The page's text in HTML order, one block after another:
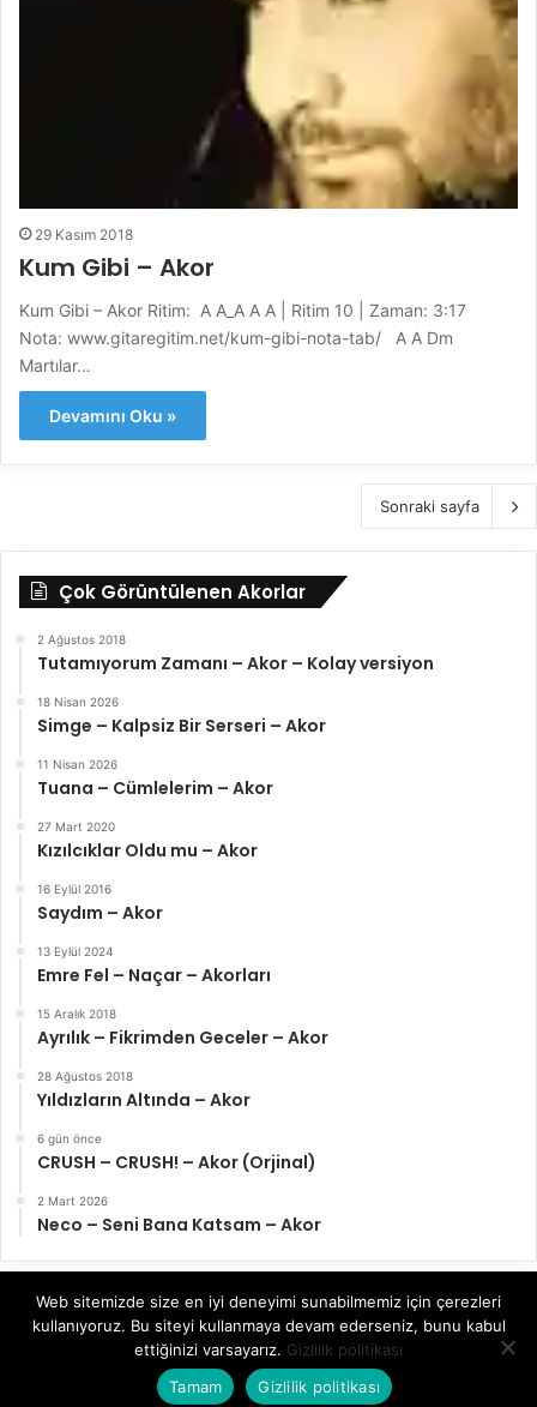
29 Kasım 2018
Kum Gibi – Akor
Kum Gibi – Akor Ritim: A A_A A A | Ritim 10 | Zaman: 3:17
Nota: www.gitaregitim.net/kum-gibi-nota-tab/ A A Dm
Martılar…
Devamını Oku »
Sonraki sayfa
Çok Görüntülenen Akorlar
2 Ağustos 2018
Tutamıyorum Zamanı – Akor – Kolay versiyon
18 Nisan 2026
Simge – Kalpsiz Bir Serseri – Akor
11 Nisan 2026
Tuana – Cümlelerim – Akor
27 Mart 2020
Kızılcıklar Oldu mu – Akor
16 Eylül 2016
Saydım – Akor
13 Eylül 2024
Emre Fel – Naçar – Akorları
15 Aralık 2018
Ayrılık – Fikrimden Geceler – Akor
28 Ağustos 2018
Yıldızların Altında – Akor
6 gün önce
CRUSH – CRUSH! – Akor (Orjinal)
2 Mart 2026
Neco – Seni Bana Katsam – Akor
© Telif Hakkı 2026, Tüm Hakları Saklıdır | akor.gitaregitim.net |
Gitar ve her türlü eşlik çalgısı için akorlar
Web sitemizde size en iyi deneyimi sunabilmemiz için çerezleri
kullanıyoruz. Bu siteyi kullanmaya devam ederseniz, bunu kabul
ettiğinizi varsayarız. Gizlilik politikası
Tamam
Gizlilik politikası